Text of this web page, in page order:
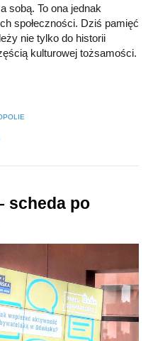
sobą. To ona jednak
społeczności. Dziś pamięć
nie tylko do historii
kulturowej tożsamości.
scheda po